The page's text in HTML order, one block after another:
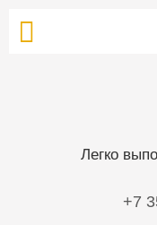
Легко
+7